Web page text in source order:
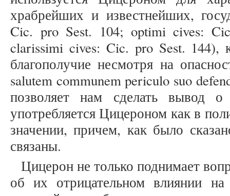
храбрейших и известнейших,
Cic. pro Sest. 104; optimi cives:
clarissimi cives: Cic. pro Sest. 144),
благополучие несмотря на
salutem communem periculo suo
позволяет нам сделать вывод
употребляется Цицероном как в
значении, причем, как было
связаны.
Цицерон не только поднимает
об их отрицательном влиянии